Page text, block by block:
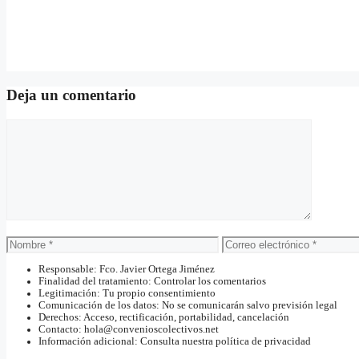
Deja un comentario
Nombre
Correo
electrónico
Responsable: Fco. Javier Ortega Jiménez
Finalidad del tratamiento: Controlar los comentarios
Legitimación: Tu propio consentimiento
Comunicación de los datos: No se comunicarán salvo previsión legal
Derechos: Acceso, rectificación, portabilidad, cancelación
Contacto: hola@convenioscolectivos.net
Información adicional: Consulta nuestra política de privacidad